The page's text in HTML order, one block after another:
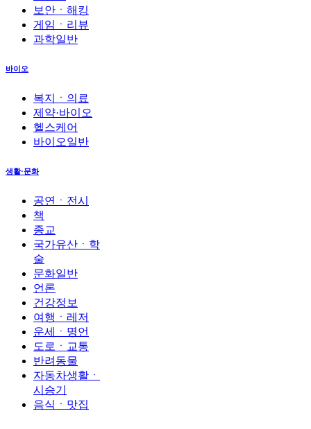
보안ㆍ해킹
게임ㆍ리뷰
과학일반
바이오
복지ㆍ의료
제약·바이오
헬스케어
바이오일반
생활·문화
공연ㆍ전시
책
종교
국가유산ㆍ학
술
문화일반
언론
건강정보
여행ㆍ레저
운세ㆍ명언
도로ㆍ교통
반려동물
자동차생활ㆍ
시승기
음식ㆍ맛집